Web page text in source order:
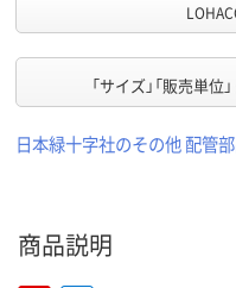
「サイズ」「販売単位
日本緑十字社のその他 配管
商品説明